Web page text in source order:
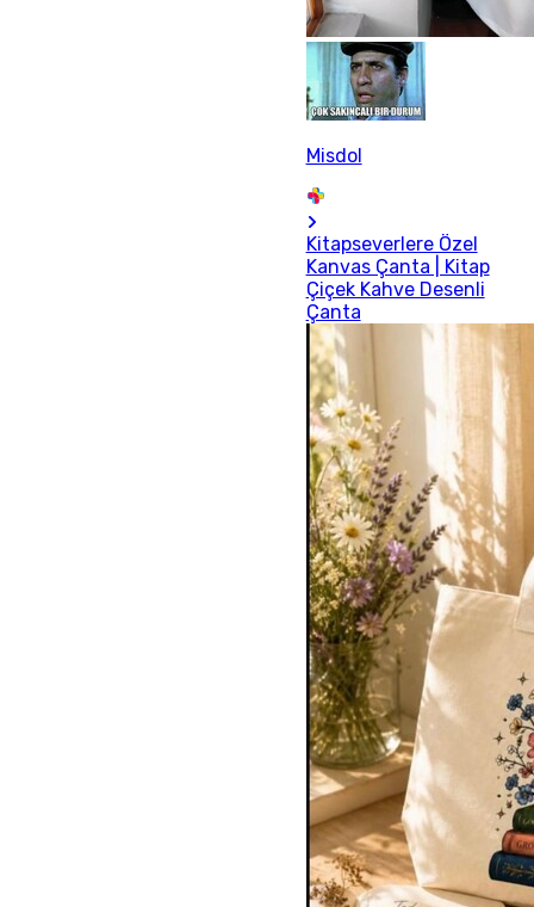
Misdol
Kitapseverlere Özel
Kanvas Çanta | Kitap
Çiçek Kahve Desenli
Çanta